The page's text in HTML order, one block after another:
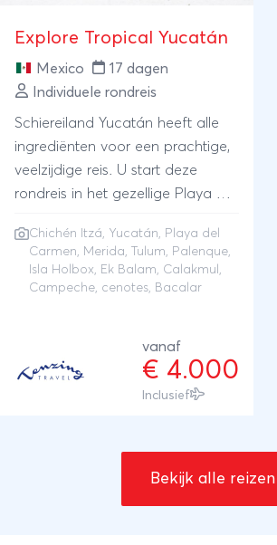
Explore Tropical Yucatán
Mexico
17 dagen
Individuele rondreis
Schiereiland Yucatán heeft alle
ingrediënten voor een prachtige,
veelzijdige reis. U start deze
rondreis in het gezellige Playa del
naar het paradijselijke Isla Holbox
te gaan om te genieten van de
wuivende palmbomen, witte
maakt u ook kennis met de
eeuwenoude Mayacultuur bij
als Ek Balam, het in de jungle
verscholen Palenque en het
Chichén Itzá, Yucatán, Playa del
Carmen, Merida, Tulum, Palenque,
Isla Holbox, Ek Balam, Calakmul,
Campeche, cenotes, Bacalar
vanaf
€ 4.000
Inclusief
Bekijk alle